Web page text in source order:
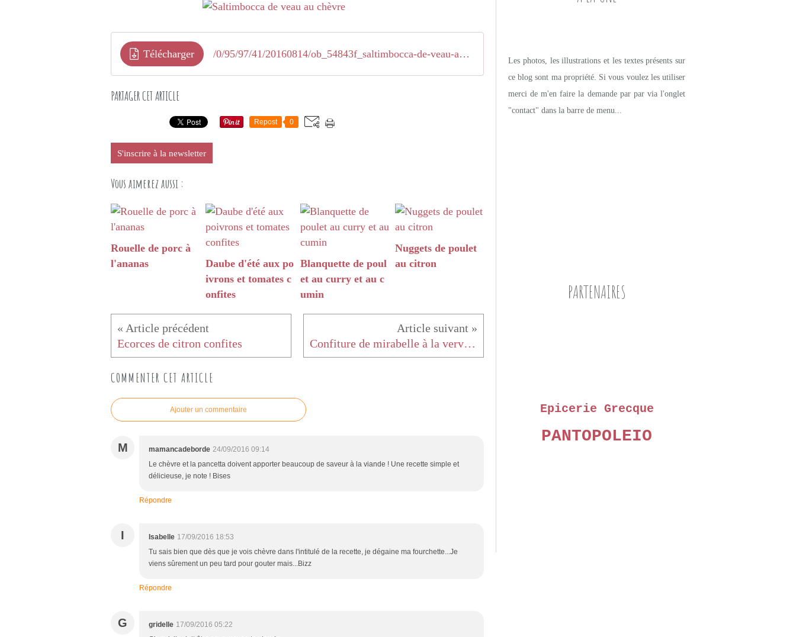
Télécharger /0/95/97/41/20160814/ob_54843f_saltimbocca-de-veau-au-chevre
PARTAGER CET ARTICLE
Repost 0
S'inscrire à la newsletter
Vous aimerez aussi :
Rouelle de porc à
l'ananas
Daube d'été aux po
ivrons et tomates c
onfites
Blanquette de poul
et au curry et au c
umin
Nuggets de poulet
au citron
Ecorces de citron confites Confiture de mirabelle à la verveine
COMMENTER CET ARTICLE
Ajouter un commentaire
M mamancadeborde 24/09/2016 09:14
Le chèvre et la pancetta doivent apporter beaucoup de saveur à la viande ! Une recette simple et
délicieuse, je note ! Bises
Répondre
I Isabelle 17/09/2016 18:53
Tu sais bien que dès que je vois chèvre dans l'intitulé de la recette, je dégaine ma fourchette...Je
viens sûrement un peu tard pour gouter mais...Bizz
Répondre
G gridelle 17/09/2016 05:22
Les photos, les illustrations et les textes présents sur
ce blog sont ma propriété. Si vous voulez les utiliser
merci de m'en faire la demande par par via l'onglet
"contact" dans la barre de menu...
PARTENAIRES
Epicerie Grecque
PANTOPOLEIO